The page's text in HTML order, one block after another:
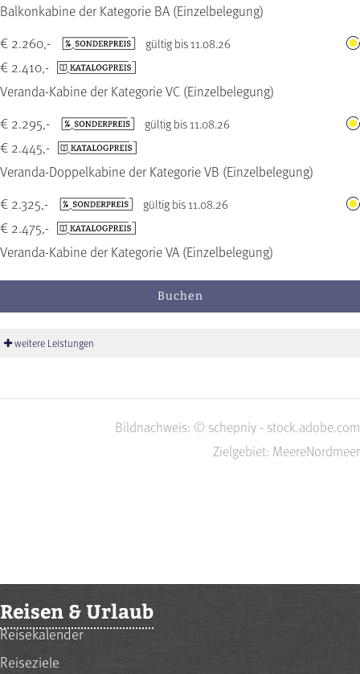
Balkonkabine der Kategorie BA (Einzelbelegung)
Veranda-Kabine der Kategorie VC (Einzelbelegung)
€ 2.260,- gültig bis 11.08.26
€ 2.410,-
Veranda-Doppelkabine der Kategorie VB (Einzelbelegung)
€ 2.295,- gültig bis 11.08.26
€ 2.445,-
Veranda-Kabine der Kategorie VA (Einzelbelegung)
€ 2.325,- gültig bis 11.08.26
€ 2.475,-
Buchen
weitere Leistungen
Bildnachweis: © schepniy - stock.adobe.com
Zielgebiet: MeereNordmeer
Reisen & Urlaub
Reisekalender
Reiseziele